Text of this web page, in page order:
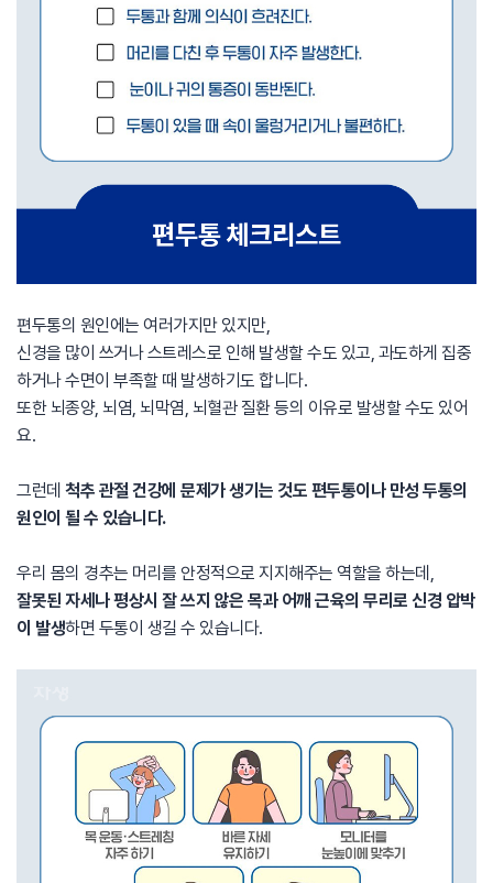
편두통의 원인에는 여러가지만 있지만,
신경을 많이 쓰거나 스트레스로 인해 발생할 수도 있고, 과도하게 집중
하거나 수면이 부족할 때 발생하기도 합니다.
또한 뇌종양, 뇌염, 뇌막염, 뇌혈관 질환 등의 이유로 발생할 수도 있어
요.
그런데 척추 관절 건강에 문제가 생기는 것도 편두통이나 만성 두통의
원인이 될 수 있습니다.
우리 몸의 경추는 머리를 안정적으로 지지해주는 역할을 하는데,
잘못된 자세나 평상시 잘 쓰지 않은 목과 어깨 근육의 무리로 신경 압박
이 발생하면 두통이 생길 수 있습니다.